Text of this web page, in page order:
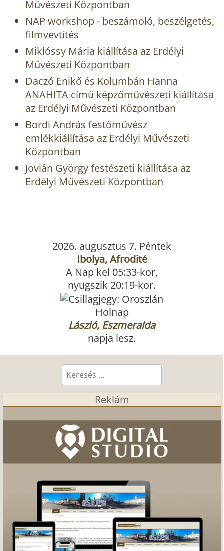
Művészeti Központban
NAP workshop - beszámoló, beszélgetés,
filmvevtítés
Miklóssy Mária kiállítása az Erdélyi
Művészeti Központban
Daczó Enikő és Kolumbán Hanna
ANAHITA című képzőművészeti kiállítása
az Erdélyi Művészeti Központban
Bordi András festőművész
emlékkiállítása az Erdélyi Művészeti
Központban
Jovián György festészeti kiállítása az
Erdélyi Művészeti Központban
2026. augusztus 7. Péntek
Ibolya, Afrodité
A Nap kel 05:33-kor,
nyugszik 20:19-kor.
Holnap
László, Eszmeralda
napja lesz.
Keresés...
Reklám